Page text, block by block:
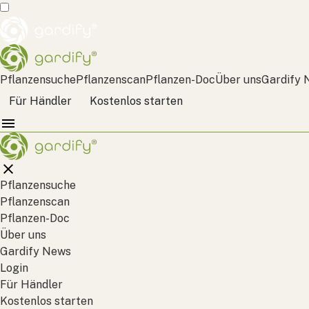
PflanzensuchePflanzenscanPflanzen-DocÜber unsGardify
Für Händler
Kostenlos starten
Pflanzensuche
Pflanzenscan
Pflanzen-Doc
Über uns
Gardify News
Login
Für Händler
Kostenlos starten